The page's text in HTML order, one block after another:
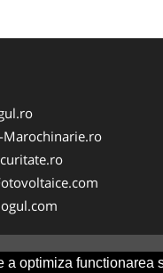
optimiza functionarea
Marochinarie.ro